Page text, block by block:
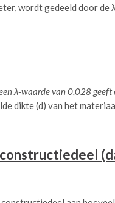
wordt gedeeld door
λ-waarde van 0,028
dikte (d) van het